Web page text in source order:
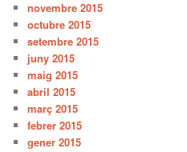
novembre 2015
octubre 2015
setembre 2015
juny 2015
maig 2015
abril 2015
març 2015
febrer 2015
gener 2015